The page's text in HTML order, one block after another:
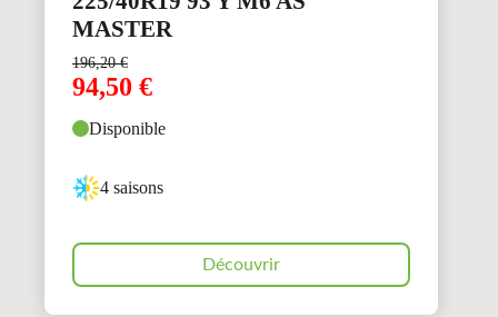
MASTER
196,20€
94,50 €
Disponible
4 saisons
Découvrir